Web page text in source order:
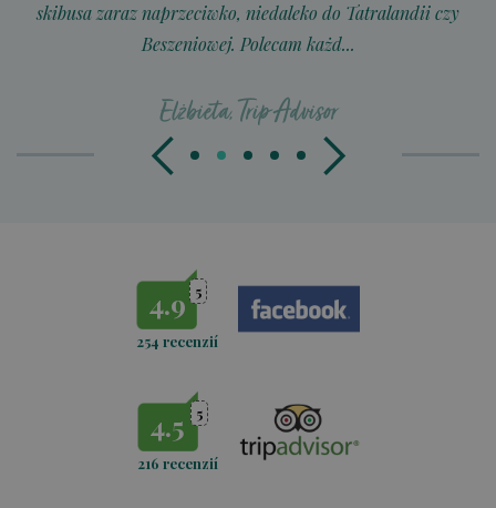
skibusa zaraz naprzeciwko, niedaleko do Tatralandii czy
Beszeniowej. Polecam każd...
Elżbieta, Trip Advisor
4.9 5
254 recenzií
4.5 5
216 recenzií